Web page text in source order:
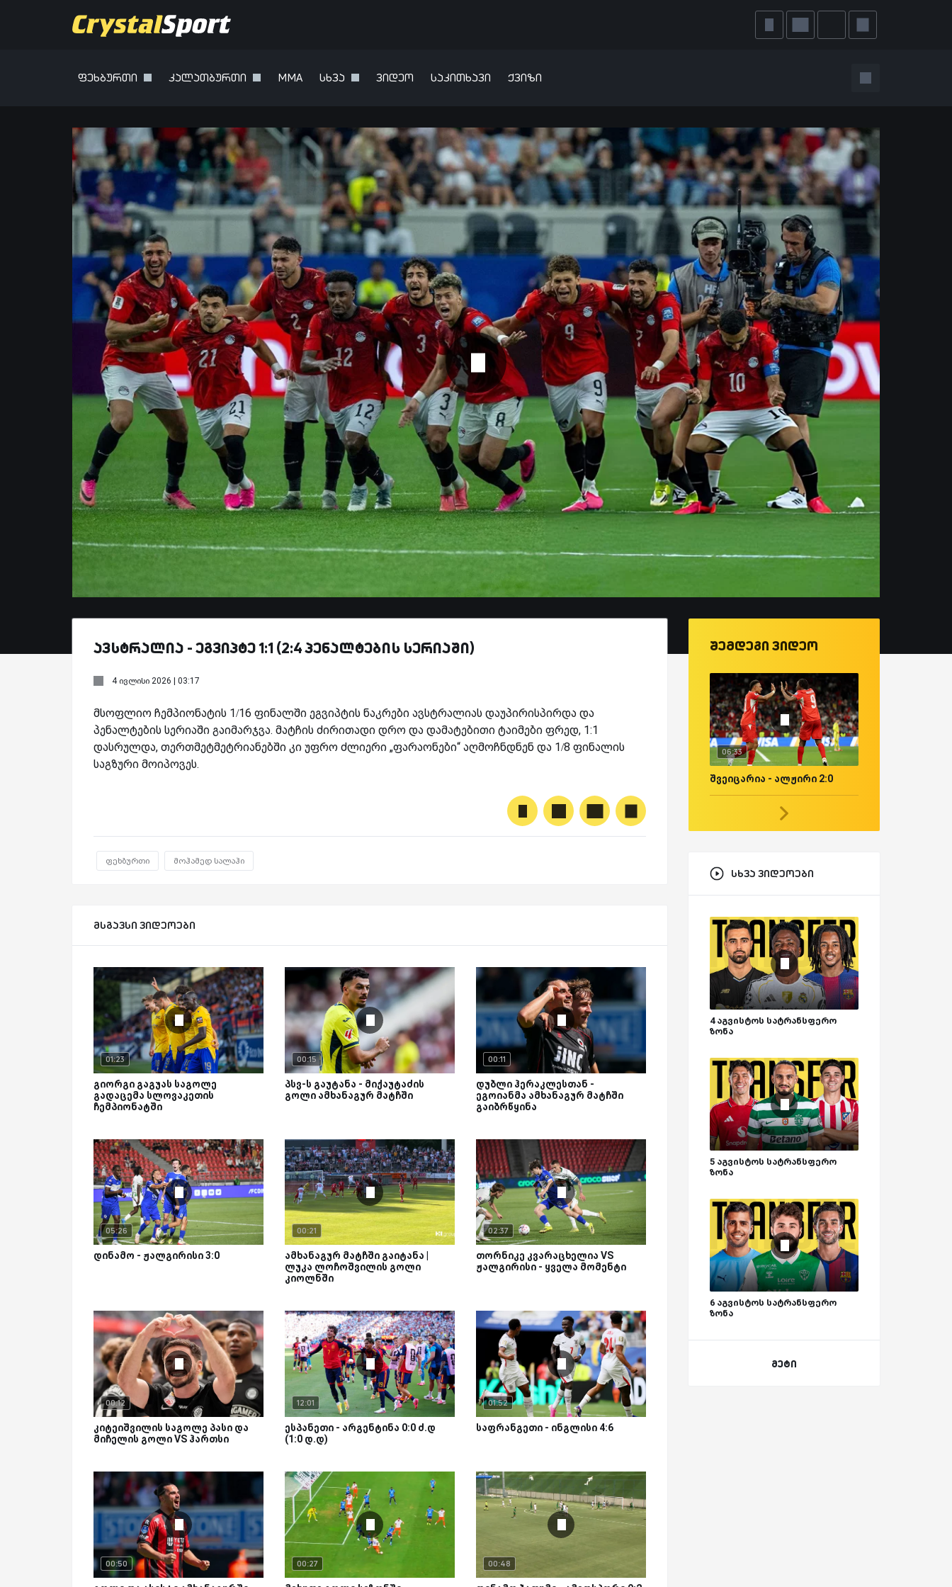
ფეხბურთი კალათბურთი MMA სხვა ვიდეო საკითხავი ქვიზი
ავსტრალია - ეგვიპტე 1:1 (2:4 პენალტების სერიაში)
4 ივლისი 2026 | 03:17
მსოფლიო ჩემპიონატის 1/16 ფინალში ეგვიპტის ნაკრები ავსტრალიას დაუპირისპირდა და
პენალტების სერიაში გაიმარჯვა. მატჩის ძირითადი დრო და დამატებითი ტაიმები ფრედ, 1:1
დასრულდა, თერთმეტმეტრიანებში კი უფრო ძლიერი „ფარაონები“ აღმოჩნდნენ და 1/8 ფინალის
საგზური მოიპოვეს.
ფეხბურთი მოჰამედ სალაჰი
მსგავსი ვიდეოები
01:23
გიორგი გაგუას საგოლე
გადაცემა სლოვაკეთის
ჩემპიონატში
00:15
პსვ-ს გაუტანა - მიქაუტაძის
გოლი ამხანაგურ მატჩში
00:11
დუბლი ჰერაკლესთან -
ეგოიანმა ამხანაგურ მატჩში
გაიბრწყინა
05:26
დინამო - ჟალგირისი 3:0
00:21
ამხანაგურ მატჩში გაიტანა |
ლუკა ლოჩოშვილის გოლი
კიოლნში
02:37
თორნიკე კვარაცხელია VS
ჟალგირისი - ყველა მომენტი
00:12
კიტეიშვილის საგოლე პასი და
მიჩელის გოლი VS ჰართსი
12:01
ესპანეთი - არგენტინა 0:0 ძ.დ
(1:0 დ.დ)
01:52
საფრანგეთი - ინგლისი 4:6
00:50 00:27 00:48
შემდეგი ვიდეო
06:33
შვეიცარია - ალჟირი 2:0
სხვა ვიდეოები
4 აგვისტოს სატრანსფერო
ზონა
5 აგვისტოს სატრანსფერო
ზონა
6 აგვისტოს სატრანსფერო
ზონა
მეტი